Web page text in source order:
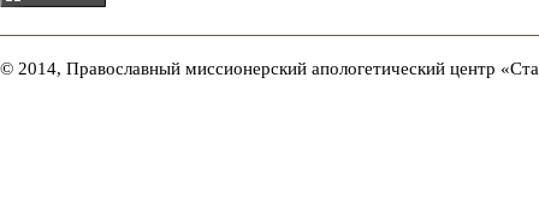
© 2014, Православный миссионерский апологетический центр